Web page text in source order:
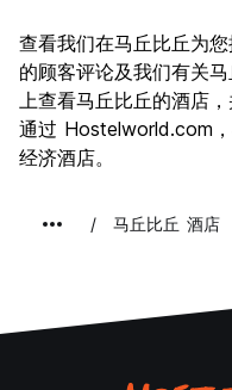
文化
夜生活
物有所值
查看我们在马丘比丘为
的顾客评论及我们有关
上查看马丘比丘的酒店，
通过 Hostelworld.com
经济酒店。
马丘比丘 酒店